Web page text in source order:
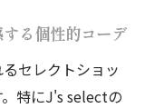
る個性的コーデ
セレクトショッ
特にJ's selectの